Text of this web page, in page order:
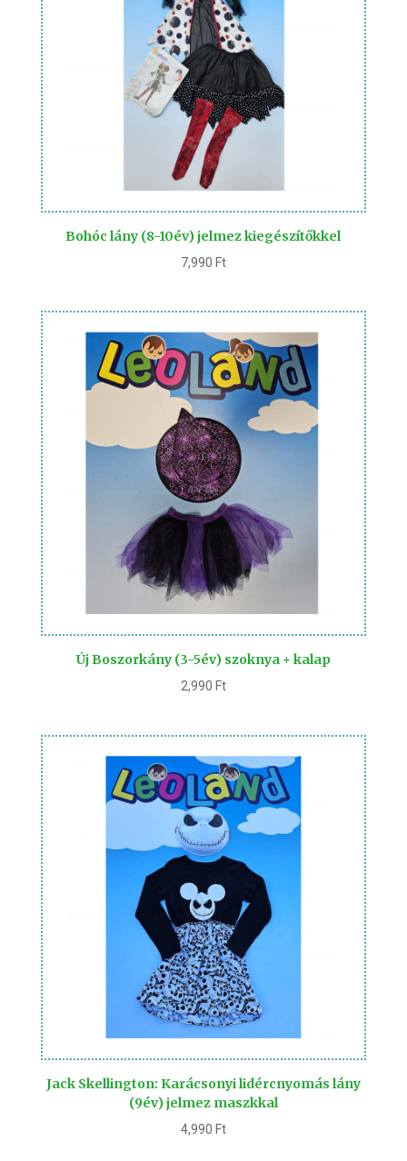
Bohóc lány (8-10év) jelmez kiegészítőkkel
7,990 Ft
Új Boszorkány (3-5év) szoknya + kalap
2,990 Ft
Jack Skellington: Karácsonyi lidércnyomás lány
(9év) jelmez maszkkal
4,990 Ft